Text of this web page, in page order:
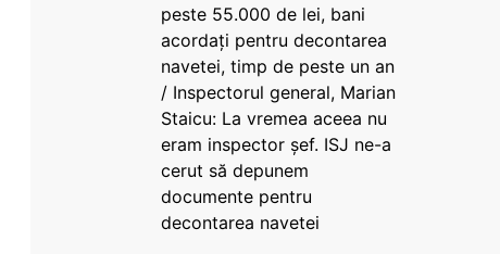
peste 55.000 de lei, bani
acordați pentru decontarea
navetei, timp de peste un an
/ Inspectorul general, Marian
Staicu: La vremea aceea nu
eram inspector șef. ISJ ne-a
cerut să depunem
documente pentru
decontarea navetei